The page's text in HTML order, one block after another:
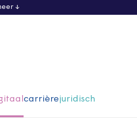
carrièrejuridisch